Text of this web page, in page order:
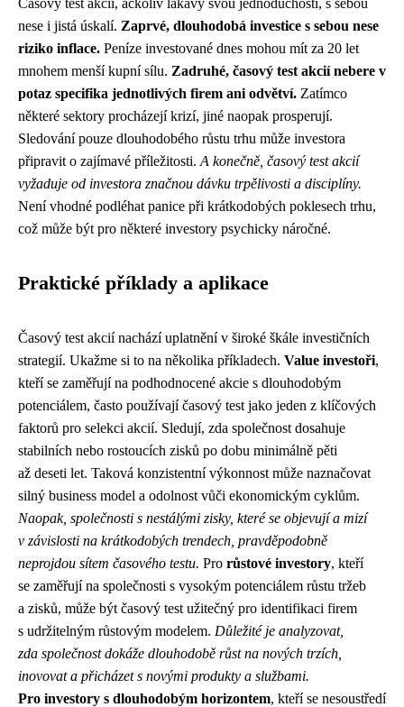
nese i jistá úskalí. Zaprvé, dlouhodobá investice s sebou nese
riziko inflace. Peníze investované dnes mohou mít za 20 let
mnohem menší kupní sílu. Zadruhé, časový test akcií nebere v
potaz specifika jednotlivých firem ani odvětví. Zatímco
některé sektory procházejí krizí, jiné naopak prosperují.
Sledování pouze dlouhodobého růstu trhu může investora
připravit o zajímavé příležitosti. A konečně, časový test akcií
vyžaduje od investora značnou dávku trpělivosti a disciplíny.
Není vhodné podléhat panice při krátkodobých poklesech trhu,
což může být pro některé investory psychicky náročné.
Praktické příklady a aplikace
Časový test akcií nachází uplatnění v široké škále investičních
strategií. Ukažme si to na několika příkladech. Value investoři,
kteří se zaměřují na podhodnocené akcie s dlouhodobým
potenciálem, často používají časový test jako jeden z klíčových
faktorů pro selekci akcií. Sledují, zda společnost dosahuje
stabilních nebo rostoucích zisků po dobu minimálně pěti
až deseti let. Taková konzistentní výkonnost může naznačovat
silný business model a odolnost vůči ekonomickým cyklům.
Naopak, společnosti s nestálými zisky, které se objevují a mizí
v závislosti na krátkodobých trendech, pravděpodobně
neprojdou sítem časového testu. Pro růstové investory, kteří
se zaměřují na společnosti s vysokým potenciálem růstu tržeb
a zisků, může být časový test užitečný pro identifikaci firem
s udržitelným růstovým modelem. Důležité je analyzovat,
zda společnost dokáže dlouhodobě růst na nových trzích,
inovovat a přicházet s novými produkty a službami.
Pro investory s dlouhodobým horizontem, kteří se nesoustředí